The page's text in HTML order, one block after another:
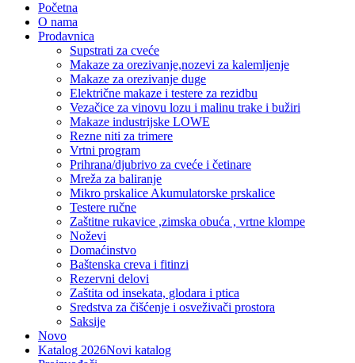
Početna
O nama
Prodavnica
Supstrati za cveće
Makaze za orezivanje,nozevi za kalemljenje
Makaze za orezivanje duge
Električne makaze i testere za rezidbu
Vezačice za vinovu lozu i malinu trake i bužiri
Makaze industrijske LOWE
Rezne niti za trimere
Vrtni program
Prihrana/djubrivo za cveće i četinare
Mreža za baliranje
Mikro prskalice Akumulatorske prskalice
Testere ručne
Zaštitne rukavice ,zimska obuća , vrtne klompe
Noževi
Domaćinstvo
Baštenska creva i fitinzi
Rezervni delovi
Zaštita od insekata, glodara i ptica
Sredstva za čišćenje i osveživači prostora
Saksije
Novo
Katalog 2026Novi katalog